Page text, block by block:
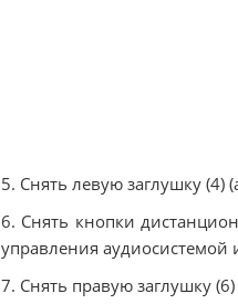
5. Снять левую заглушку (4)
6. Снять кнопки
управления аудиосистемой
7. Снять правую заглушку